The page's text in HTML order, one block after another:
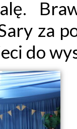
za
do